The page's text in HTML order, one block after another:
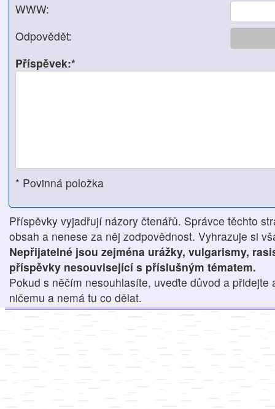
WWW:
Odpovědět:
Příspěvek:*
* Povinná položka
Příspěvky vyjadřují názory čtenářů. Správce těchto
obsah a nenese za něj zodpovědnost. Vyhrazuje si
Nepřijatelné jsou zejména urážky, vulgarismy,
příspěvky nesouvisející s příslušným tématem.
Pokud s něčím nesouhlasíte, uveďte důvod a přidejte
ničemu a nemá tu co dělat.